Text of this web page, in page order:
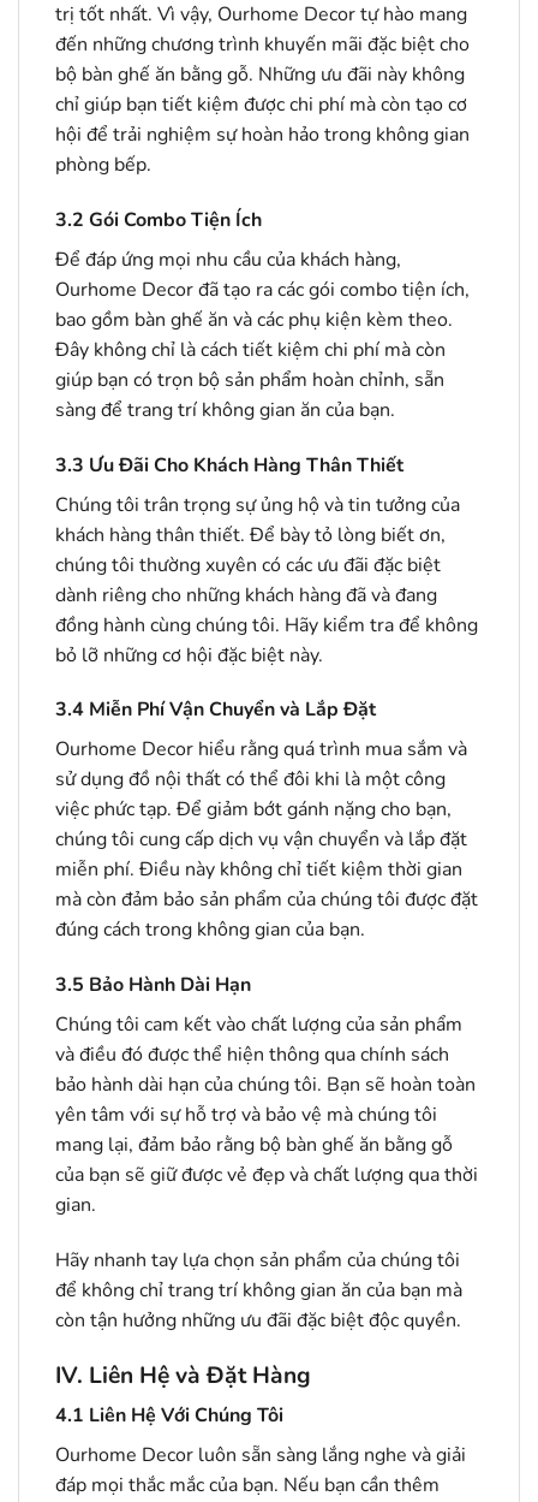
trị tốt nhất. Vì vậy, Ourhome Decor tự hào mang
đến những chương trình khuyến mãi đặc biệt cho
bộ bàn ghế ăn bằng gỗ. Những ưu đãi này không
chỉ giúp bạn tiết kiệm được chi phí mà còn tạo cơ
hội để trải nghiệm sự hoàn hảo trong không gian
phòng bếp.
3.2 Gói Combo Tiện Ích
Để đáp ứng mọi nhu cầu của khách hàng,
Ourhome Decor đã tạo ra các gói combo tiện ích,
bao gồm bàn ghế ăn và các phụ kiện kèm theo.
Đây không chỉ là cách tiết kiệm chi phí mà còn
giúp bạn có trọn bộ sản phẩm hoàn chỉnh, sẵn
sàng để trang trí không gian ăn của bạn.
3.3 Ưu Đãi Cho Khách Hàng Thân Thiết
Chúng tôi trân trọng sự ủng hộ và tin tưởng của
khách hàng thân thiết. Để bày tỏ lòng biết ơn,
chúng tôi thường xuyên có các ưu đãi đặc biệt
dành riêng cho những khách hàng đã và đang
đồng hành cùng chúng tôi. Hãy kiểm tra để không
bỏ lỡ những cơ hội đặc biệt này.
3.4 Miễn Phí Vận Chuyển và Lắp Đặt
Ourhome Decor hiểu rằng quá trình mua sắm và
sử dụng đồ nội thất có thể đôi khi là một công
việc phức tạp. Để giảm bớt gánh nặng cho bạn,
chúng tôi cung cấp dịch vụ vận chuyển và lắp đặt
miễn phí. Điều này không chỉ tiết kiệm thời gian
mà còn đảm bảo sản phẩm của chúng tôi được đặt
đúng cách trong không gian của bạn.
3.5 Bảo Hành Dài Hạn
Chúng tôi cam kết vào chất lượng của sản phẩm
và điều đó được thể hiện thông qua chính sách
bảo hành dài hạn của chúng tôi. Bạn sẽ hoàn toàn
yên tâm với sự hỗ trợ và bảo vệ mà chúng tôi
mang lại, đảm bảo rằng bộ bàn ghế ăn bằng gỗ
của bạn sẽ giữ được vẻ đẹp và chất lượng qua thời
gian.
Hãy nhanh tay lựa chọn sản phẩm của chúng tôi
để không chỉ trang trí không gian ăn của bạn mà
còn tận hưởng những ưu đãi đặc biệt độc quyền.
IV. Liên Hệ và Đặt Hàng
4.1 Liên Hệ Với Chúng Tôi
Ourhome Decor luôn sẵn sàng lắng nghe và giải
đáp mọi thắc mắc của bạn. Nếu bạn cần thêm